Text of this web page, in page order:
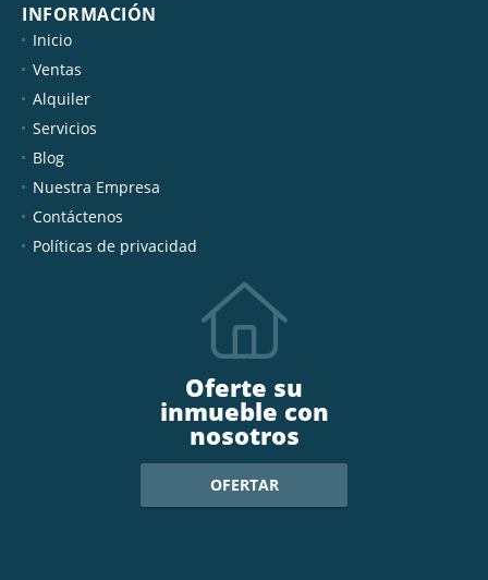
INFORMACIÓN
Inicio
Ventas
Alquiler
Servicios
Blog
Nuestra Empresa
Contáctenos
Políticas de privacidad
Oferte su
inmueble con
nosotros
OFERTAR